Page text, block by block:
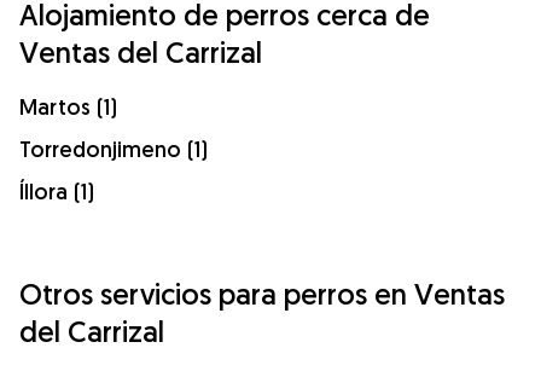
Alojamiento de perros cerca de
Ventas del Carrizal
Martos (1)
Torredonjimeno (1)
Íllora (1)
Otros servicios para perros en Ventas
del Carrizal